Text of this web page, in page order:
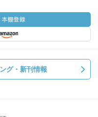
グ・新刊情報